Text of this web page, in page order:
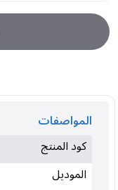
المواصفات
كود المنتج
الموديل